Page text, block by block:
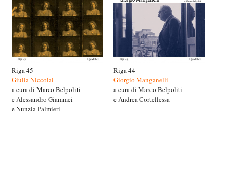
Riga 45
Giulia Niccolai
a cura di Marco Belpoliti
e Alessandro Giammei
e Nunzia Palmieri
Riga 44
Giorgio Manganelli
a cura di Marco Belpoliti
e Andrea Cortellessa